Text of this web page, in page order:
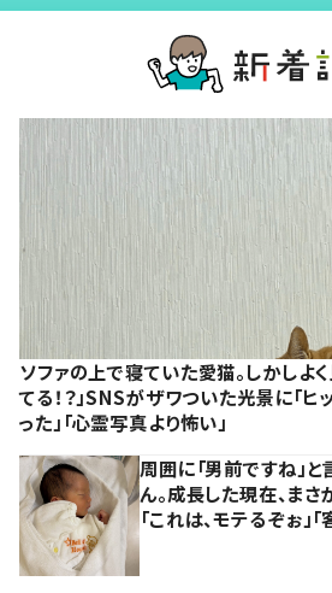
ソファの上で寝ていた愛猫。しかしよ
てる！？」SNSがザワついた光景に「ヒ
った」「心霊写真より怖い」
周囲に「男前ですね」
ん。成長した現在、ま
「これは、モテるぞぉ」